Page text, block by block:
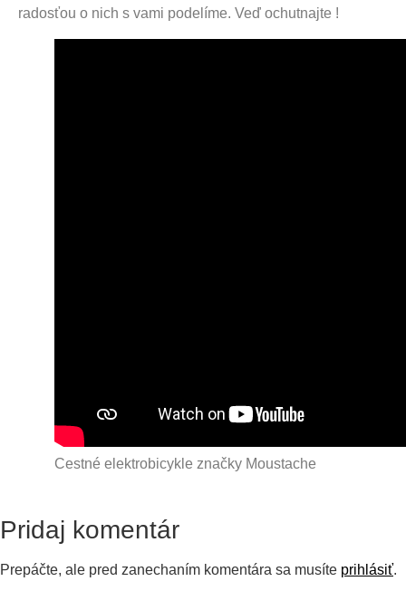
radosťou o nich s vami podelíme. Veď ochutnajte !
Cestné elektrobicykle značky Moustache
Pridaj komentár
Prepáčte, ale pred zanechaním komentára sa musíte prihlásiť.